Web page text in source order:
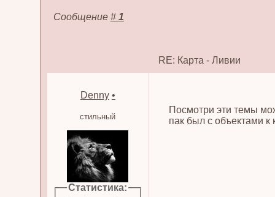
Сообщение # 1
RE: Карта - Ливии
Denny •
стильный
Статистика:
Посмотри эти темы
пак был с объектами